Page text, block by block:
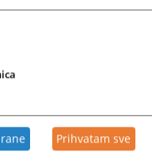
Prihvatam sve